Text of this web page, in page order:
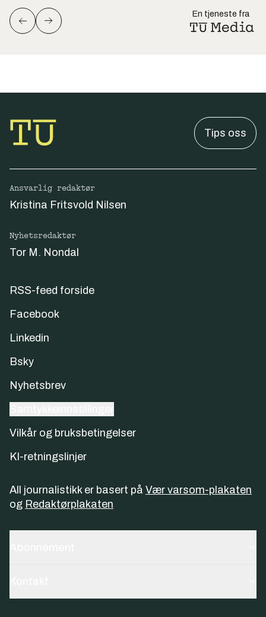
En tjeneste fra
Tips oss
Ansvarlig redaktør
Kristina Fritsvold Nilsen
Nyhetsredaktør
Tor M. Nondal
RSS-feed forside
Facebook
Linkedin
Bsky
Nyhetsbrev
Vilkår og bruksbetingelser
KI-retningslinjer
All journalistikk er basert på Vær varsom-plakaten
og Redaktørplakaten